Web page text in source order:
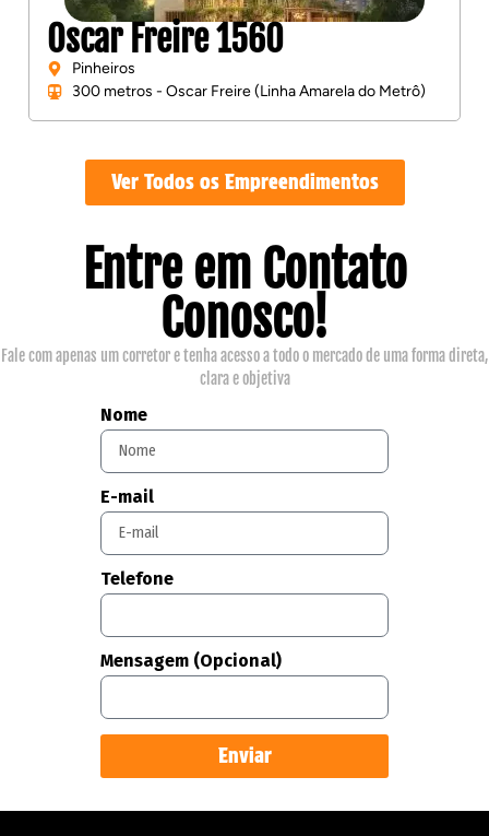
Oscar Freire 1560
Pinheiros
300 metros - Oscar Freire (Linha Amarela do Metrô)
Ver Todos os Empreendimentos
Entre em Contato
Conosco!
Fale com apenas um corretor e tenha acesso a todo o mercado de uma forma direta,
clara e objetiva
Nome
E-mail
Telefone
Mensagem (Opcional)
Enviar